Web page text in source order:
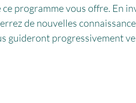
ce programme vous offre. En
de nouvelles
guideront progressivement